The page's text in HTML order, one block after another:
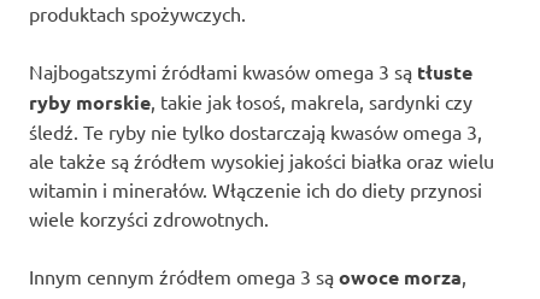
produktach spożywczych.
Najbogatszymi źródłami kwasów omega 3 są tłuste
ryby morskie, takie jak łosoś, makrela, sardynki czy
śledź. Te ryby nie tylko dostarczają kwasów omega 3,
ale także są źródłem wysokiej jakości białka oraz wielu
witamin i minerałów. Włączenie ich do diety przynosi
wiele korzyści zdrowotnych.
Innym cennym źródłem omega 3 są owoce morza,